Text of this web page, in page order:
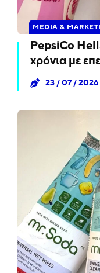
MEDIA &
PepsiCo
χρόνια με
23 / 07 / 2026